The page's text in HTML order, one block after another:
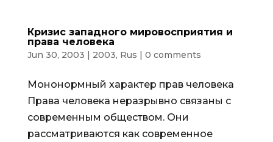
Кризис западного мировосприятия и
права человека
Jun 30, 2003 | 2003, Rus | 0 comments
Мононормный характер прав человека
Права человека неразрывно связаны с
современным обществом. Они
рассматриваются как современное